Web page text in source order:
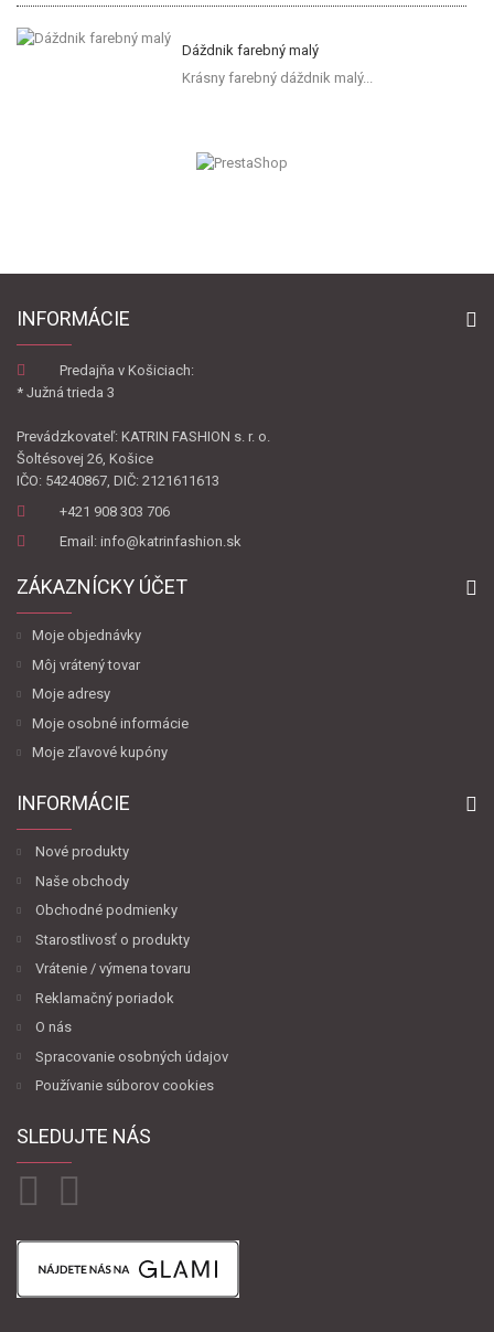
Dáždnik farebný malý
Krásny farebný dáždnik malý...
INFORMÁCIE
Predajňa v Košiciach:
* Južná trieda 3
Prevádzkovateľ: KATRIN FASHION s. r. o.
Šoltésovej 26, Košice
IČO: 54240867, DIČ: 2121611613
+421 908 303 706
Email: info@katrinfashion.sk
ZÁKAZNÍCKY ÚČET
Moje objednávky
Môj vrátený tovar
Moje adresy
Moje osobné informácie
Moje zľavové kupóny
INFORMÁCIE
Nové produkty
Naše obchody
Obchodné podmienky
Starostlivosť o produkty
Vrátenie / výmena tovaru
Reklamačný poriadok
O nás
Spracovanie osobných údajov
Používanie súborov cookies
SLEDUJTE NÁS